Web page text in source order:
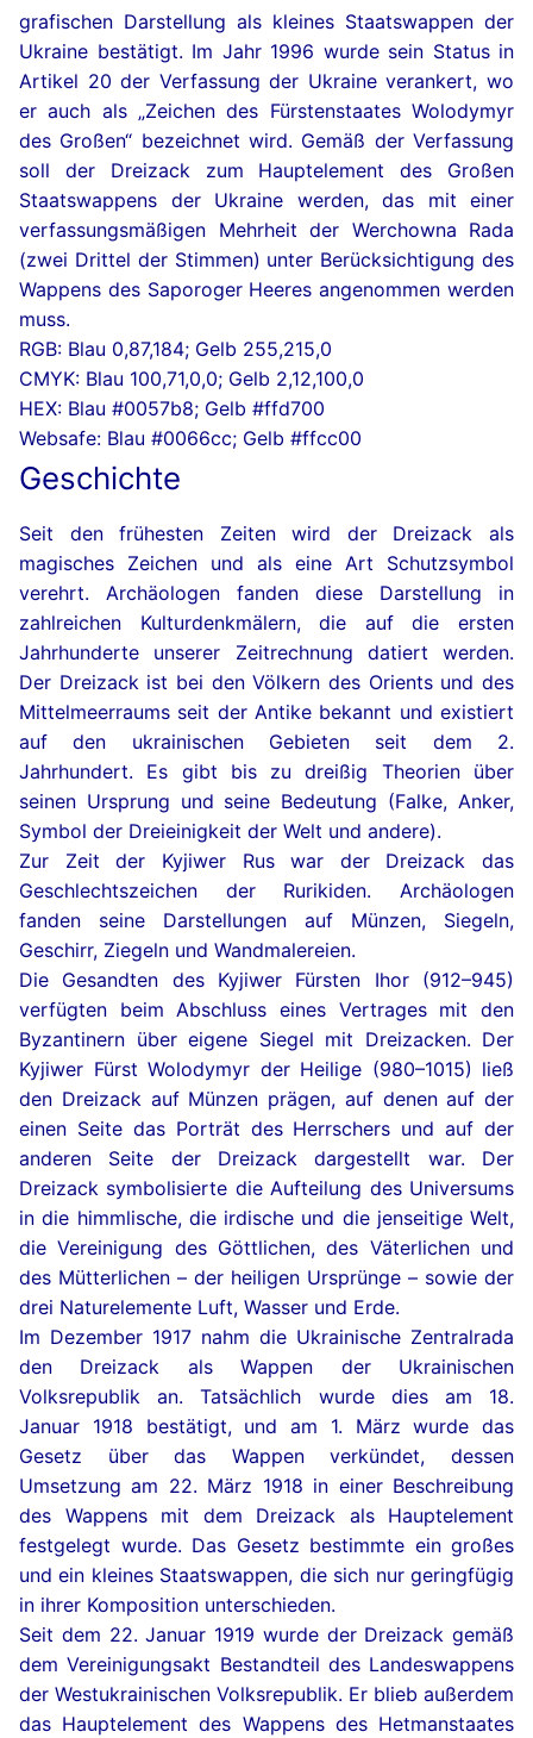
grafischen Darstellung als kleines Staatswappen der
Ukraine bestätigt. Im Jahr 1996 wurde sein Status in
Artikel 20 der Verfassung der Ukraine verankert, wo
er auch als „Zeichen des Fürstenstaates Wolodymyr
des Großen“ bezeichnet wird. Gemäß der Verfassung
soll der Dreizack zum Hauptelement des Großen
Staatswappens der Ukraine werden, das mit einer
verfassungsmäßigen Mehrheit der Werchowna Rada
(zwei Drittel der Stimmen) unter Berücksichtigung des
Wappens des Saporoger Heeres angenommen werden
muss.
RGB: Blau 0,87,184; Gelb 255,215,0
CMYK: Blau 100,71,0,0; Gelb 2,12,100,0
HEX: Blau #0057b8; Gelb #ffd700
Websafe: Blau #0066cc; Gelb #ffcc00
Geschichte
Seit den frühesten Zeiten wird der Dreizack als
magisches Zeichen und als eine Art Schutzsymbol
verehrt. Archäologen fanden diese Darstellung in
zahlreichen Kulturdenkmälern, die auf die ersten
Jahrhunderte unserer Zeitrechnung datiert werden.
Der Dreizack ist bei den Völkern des Orients und des
Mittelmeerraums seit der Antike bekannt und existiert
auf den ukrainischen Gebieten seit dem 2.
Jahrhundert. Es gibt bis zu dreißig Theorien über
seinen Ursprung und seine Bedeutung (Falke, Anker,
Symbol der Dreieinigkeit der Welt und andere).
Zur Zeit der Kyjiwer Rus war der Dreizack das
Geschlechtszeichen der Rurikiden. Archäologen
fanden seine Darstellungen auf Münzen, Siegeln,
Geschirr, Ziegeln und Wandmalereien.
Die Gesandten des Kyjiwer Fürsten Ihor (912–945)
verfügten beim Abschluss eines Vertrages mit den
Byzantinern über eigene Siegel mit Dreizacken. Der
Kyjiwer Fürst Wolodymyr der Heilige (980–1015) ließ
den Dreizack auf Münzen prägen, auf denen auf der
einen Seite das Porträt des Herrschers und auf der
anderen Seite der Dreizack dargestellt war. Der
Dreizack symbolisierte die Aufteilung des Universums
in die himmlische, die irdische und die jenseitige Welt,
die Vereinigung des Göttlichen, des Väterlichen und
des Mütterlichen – der heiligen Ursprünge – sowie der
drei Naturelemente Luft, Wasser und Erde.
Im Dezember 1917 nahm die Ukrainische Zentralrada
den Dreizack als Wappen der Ukrainischen
Volksrepublik an. Tatsächlich wurde dies am 18.
Januar 1918 bestätigt, und am 1. März wurde das
Gesetz über das Wappen verkündet, dessen
Umsetzung am 22. März 1918 in einer Beschreibung
des Wappens mit dem Dreizack als Hauptelement
festgelegt wurde. Das Gesetz bestimmte ein großes
und ein kleines Staatswappen, die sich nur geringfügig
in ihrer Komposition unterschieden.
Seit dem 22. Januar 1919 wurde der Dreizack gemäß
dem Vereinigungsakt Bestandteil des Landeswappens
der Westukrainischen Volksrepublik. Er blieb außerdem
das Hauptelement des Wappens des Hetmanstaates